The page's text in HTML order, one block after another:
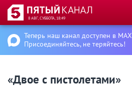
8 АВГ, СУББОТА, 18:49
Теперь наш канал доступен в MAX
Присоединяйтесь, не теряйтесь!
«Двое с пистолетами»